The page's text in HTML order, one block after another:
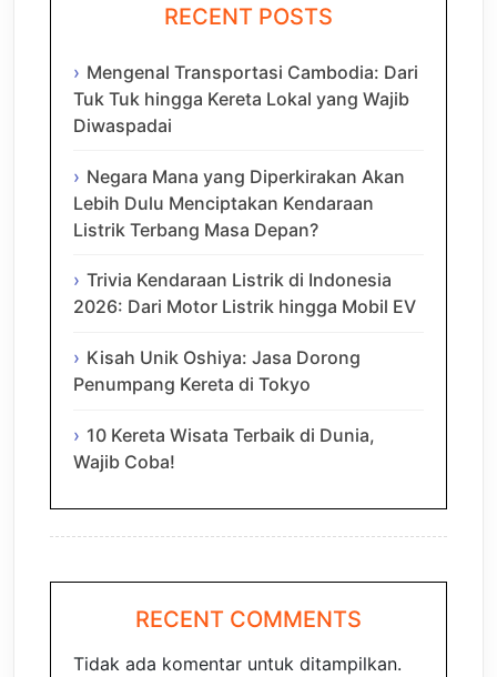
RECENT POSTS
Mengenal Transportasi Cambodia: Dari
Tuk Tuk hingga Kereta Lokal yang Wajib
Diwaspadai
Negara Mana yang Diperkirakan Akan
Lebih Dulu Menciptakan Kendaraan
Listrik Terbang Masa Depan?
Trivia Kendaraan Listrik di Indonesia
2026: Dari Motor Listrik hingga Mobil EV
Kisah Unik Oshiya: Jasa Dorong
Penumpang Kereta di Tokyo
10 Kereta Wisata Terbaik di Dunia,
Wajib Coba!
RECENT COMMENTS
Tidak ada komentar untuk ditampilkan.